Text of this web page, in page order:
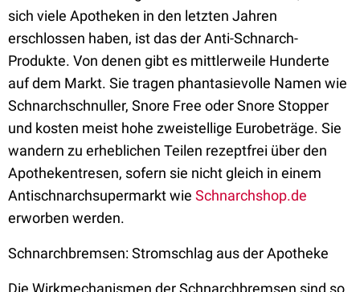
sich viele Apotheken in den letzten Jahren
erschlossen haben, ist das der Anti-Schnarch-
Produkte. Von denen gibt es mittlerweile Hunderte
auf dem Markt. Sie tragen phantasievolle Namen wie
Schnarchschnuller, Snore Free oder Snore Stopper
und kosten meist hohe zweistellige Eurobeträge. Sie
wandern zu erheblichen Teilen rezeptfrei über den
Apothekentresen, sofern sie nicht gleich in einem
Antischnarchsupermarkt wie Schnarchshop.de
erworben werden.
Schnarchbremsen: Stromschlag aus der Apotheke
Die Wirkmechanismen der Schnarchbremsen sind so